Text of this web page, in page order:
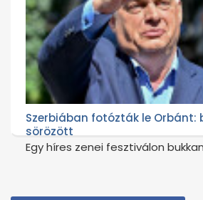
Szerbiában fotózták le
sörözött
Egy híres zenei fesztiválon